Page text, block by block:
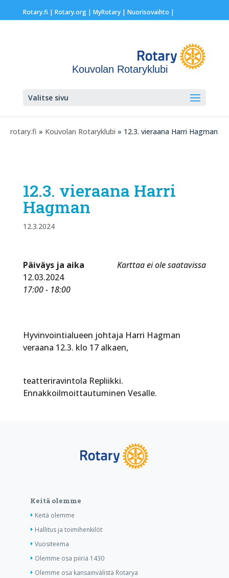
Rotary.fi | Rotary.org| MyRotary | Nuorisovaihto |
Kouvolan Rotaryklubi
Valitse sivu
rotary.fi » Kouvolan Rotaryklubi » 12.3. vieraana Harri Hagman
12.3. vieraana Harri
Hagman
12.3.2024
Karttaa ei ole saatavissa
Päiväys ja aika
12.03.2024
17:00 - 18:00
Hyvinvointialueen johtaja Harri Hagman
veraana 12.3. klo 17 alkaen,
teatteriravintola Repliikki.
Ennakkoilmoittautuminen Vesalle.
Keitä olemme
Keitä olemme
Hallitus ja toimihenkilöt
Vuositeema
Olemme osa piiriä 1430
Olemme osa kansainvälistä Rotarya